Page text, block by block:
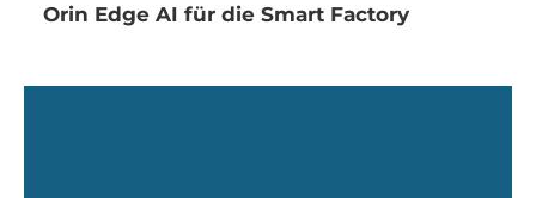
Orin Edge AI für die Smart Factory